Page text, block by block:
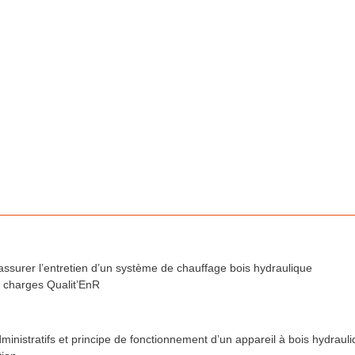
l’entretien d’un système de chauffage bois hydraulique
Qualit’EnR
et principe de fonctionnement d’un appareil à bois